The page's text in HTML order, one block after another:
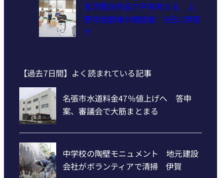
宮沢賢治作品で平和考える 上
野市民劇場が朗読劇 9日に伊賀
で
【過去7日間】よく読まれている記事